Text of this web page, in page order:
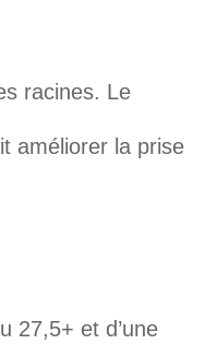
racines. Le
améliorer la prise
27,5+ et d’une